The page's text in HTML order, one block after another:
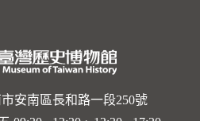
安南區長和路一段250號